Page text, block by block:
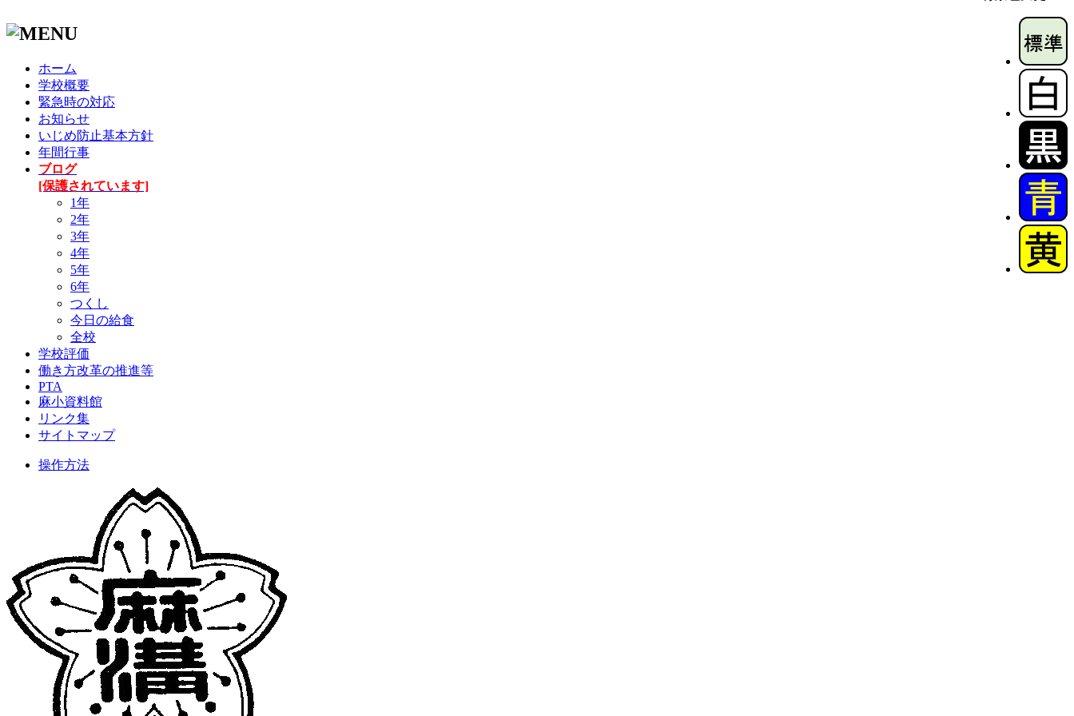
ホーム
学校概要
緊急時の対応
お知らせ
いじめ防止基本方針
年間行事
ブログ
[保護されています]
1年
2年
3年
4年
5年
6年
つくし
今日の給食
全校
学校評価
働き方改革の推進等
PTA
麻小資料館
リンク集
サイトマップ
操作方法